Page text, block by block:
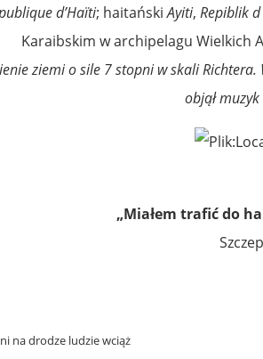
d’Haïti; haitański Ayiti, Repiblik
Karaibskim w archipelagu Wielkich
ziemi o sile 7 stopni w skali
objął
„Miałem trafić do
na drodze ludzie wciąż